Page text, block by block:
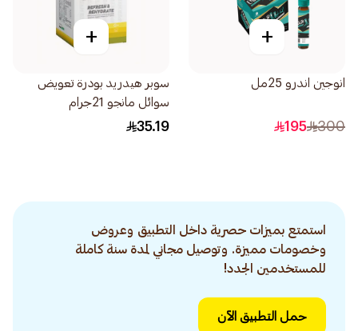
+
انوجين اندرو 25مل
300
195
+
سوبر هيدريد بودرة تعويض
سوائل مانجو 21جرام
35.19
استمتع بميزات حصرية داخل التطبيق وعروض
وخصومات مميزة. وتوصيل مجاني لمدة سنة كاملة
للمستخدمين الجدد!
حمل التطبيق الآن